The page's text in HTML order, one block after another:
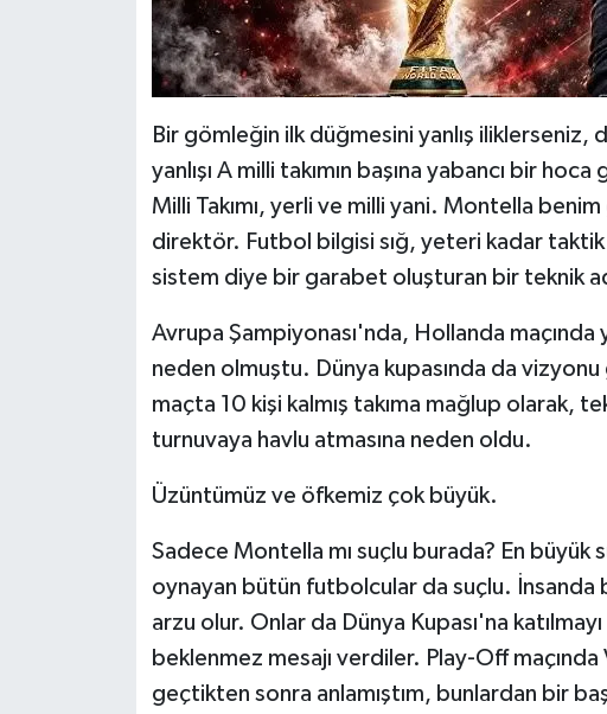
Bir gömleğin ilk düğmesini yanlış iliklerseniz,
yanlışı A milli takımın başına yabancı bir
Milli Takımı, yerli ve milli yani. Montella
direktör. Futbol bilgisi sığ, yeteri kadar
sistem diye bir garabet oluşturan bir teknik
Avrupa Şampiyonası'nda, Hollanda maçında
neden olmuştu. Dünya kupasında da
maçta 10 kişi kalmış takıma mağlup olarak,
turnuvaya havlu atmasına neden oldu.
Üzüntümüz ve öfkemiz çok büyük.
Sadece Montella mı suçlu burada? En büyük
oynayan bütün futbolcular da suçlu. İnsanda
arzu olur. Onlar da Dünya Kupası'na
beklenmez mesajı verdiler. Play-Off
geçtikten sonra anlamıştım, bunlardan bir